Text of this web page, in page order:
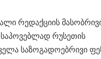
რედაქციის
რუსეთის
საზოგადოებრივი